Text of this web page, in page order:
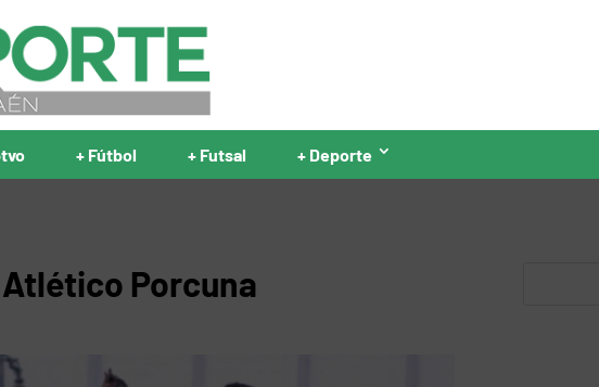
+ Fútbol + Futsal + Deporte
Porcuna